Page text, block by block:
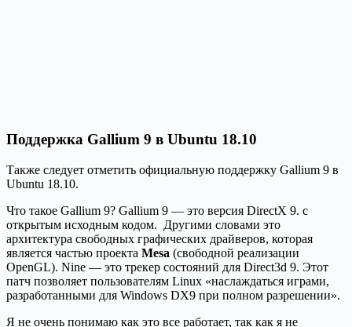
Поддержка Gallium 9 в Ubuntu 18.10
Также следует отметить официальную поддержку Gallium 9 в
Ubuntu 18.10.
Что такое Gallium 9? Gallium 9 — это версия DirectX 9. с
открытым исходным кодом. Другими словами это
архитектура свободных графических драйверов, которая
является частью проекта Mesa (свободной реализации
OpenGL). Nine — это трекер состояний для Direct3d 9. Этот
патч позволяет пользователям Linux «наслаждаться играми,
разработанными для Windows DX9 при полном разрешении».
Я не очень понимаю как это все работает, так как я не